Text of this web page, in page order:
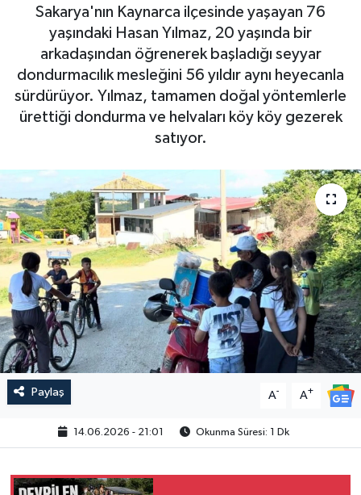
Sakarya'nın Kaynarca ilçesinde yaşayan 76
yaşındaki Hasan Yılmaz, 20 yaşında bir
arkadaşından öğrenerek başladığı seyyar
dondurmacılık mesleğini 56 yıldır aynı heyecanla
sürdürüyor. Yılmaz, tamamen doğal yöntemlerle
ürettiği dondurma ve helvaları köy köy gezerek
satıyor.
Paylaş A- A+
14.06.2026 - 21:01 Okunma Süresi: 1 Dk